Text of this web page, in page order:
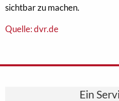
sichtbar zu machen.
Quelle: dvr.de
Ein